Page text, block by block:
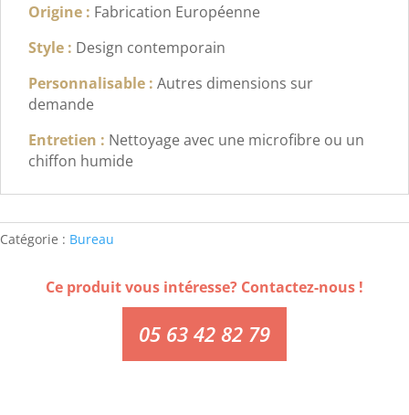
Origine : Fabrication Européenne
Style : Design contemporain
Personnalisable : Autres dimensions sur
demande
Entretien : Nettoyage avec une microfibre ou un
chiffon humide
Catégorie : Bureau
Ce produit vous intéresse? Contactez-nous !
05 63 42 82 79